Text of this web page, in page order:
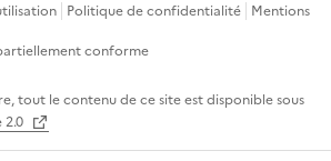
Politique de confidentialité Mentions
conforme
tout le contenu de ce site est disponible sous
2.0